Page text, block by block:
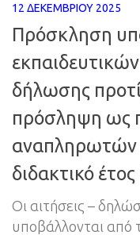
12 ΔΕΚΕΜΒΡΊΟΥ 2025
Πρόσκληση
δήλωσης
πρόσληψη ως
αναπληρωτών
διδακτικό
Οι αιτήσεις –
υποβάλλονται από